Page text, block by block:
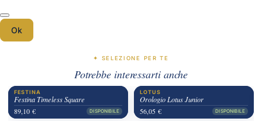
Ok
✦ SELEZIONE PER TE
Potrebbe interessarti anche
FESTINA
Festina Timeless Square
89,10 €
DISPONIBILE
LOTUS
Orologio Lotus Junior
56,05 €
DISPONIBILE